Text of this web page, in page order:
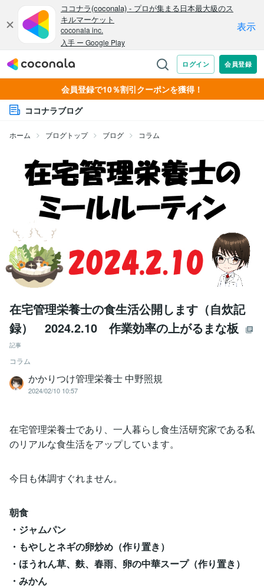
会員登録で10％割引クーポンを獲得！
ココナラブログ
ホーム ブログトップ ブログ コラム
在宅管理栄養士の食生活公開します（自炊記
録） 2024.2.10 作業効率の上がるまな板
記事
コラム
かかりつけ管理栄養士 中野照規
2024/02/10 10:57
在宅管理栄養士であり、一人暮らし食生活研究家である私
のリアルな食生活をアップしています。
今日も体調すぐれません。
朝食
・ジャムパン
・もやしとネギの卵炒め（作り置き）
・ほうれん草、麩、春雨、卵の中華スープ（作り置き）
・みかん